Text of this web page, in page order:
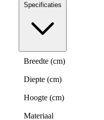
Specificaties
Breedte (cm)
Diepte (cm)
Hoogte (cm)
Materiaal